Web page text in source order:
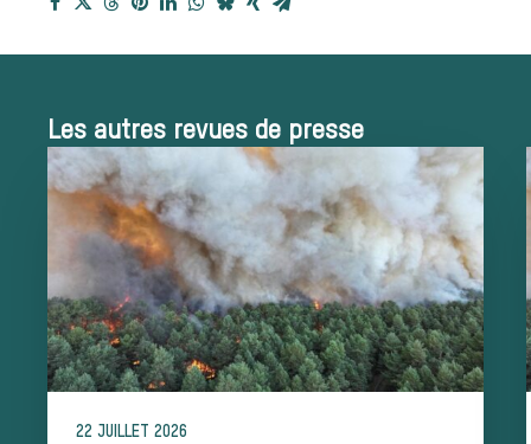
Équipages
La trompe de
chasse
Les missions de la Société de Vènerie
Les autres revues de presse
22 JUILLET 2026